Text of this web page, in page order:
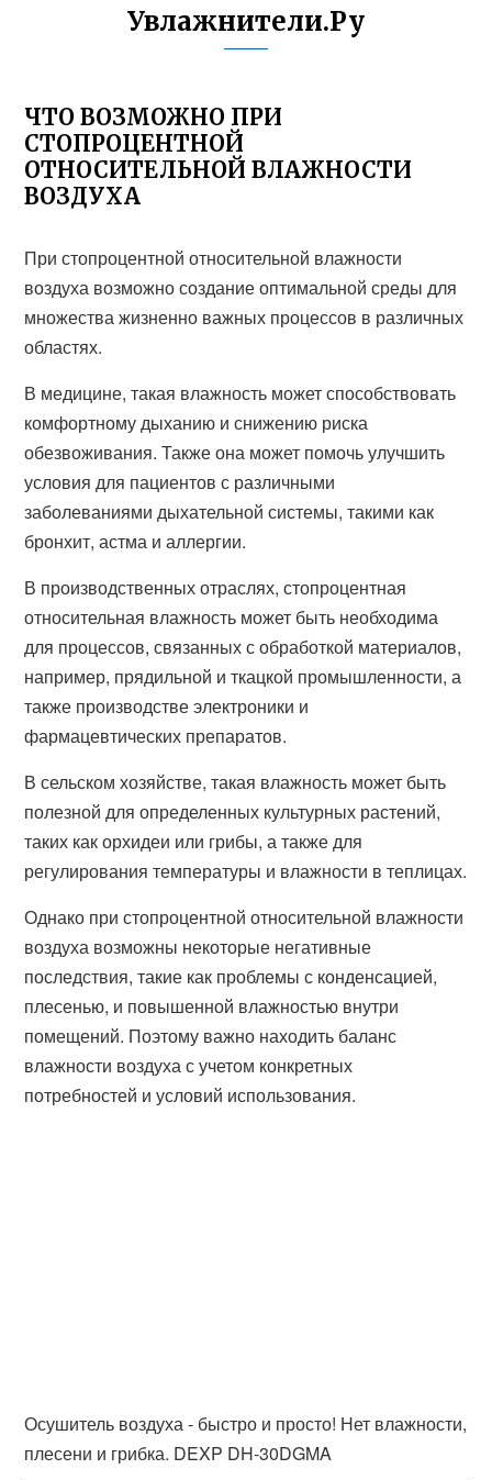
Увлажнители.Ру
ЧТО ВОЗМОЖНО ПРИ
СТОПРОЦЕНТНОЙ
ОТНОСИТЕЛЬНОЙ ВЛАЖНОСТИ
ВОЗДУХА
При стопроцентной относительной влажности
воздуха возможно создание оптимальной среды для
множества жизненно важных процессов в различных
областях.
В медицине, такая влажность может способствовать
комфортному дыханию и снижению риска
обезвоживания. Также она может помочь улучшить
условия для пациентов с различными
заболеваниями дыхательной системы, такими как
бронхит, астма и аллергии.
В производственных отраслях, стопроцентная
относительная влажность может быть необходима
для процессов, связанных с обработкой материалов,
например, прядильной и ткацкой промышленности, а
также производстве электроники и
фармацевтических препаратов.
В сельском хозяйстве, такая влажность может быть
полезной для определенных культурных растений,
таких как орхидеи или грибы, а также для
регулирования температуры и влажности в теплицах.
Однако при стопроцентной относительной влажности
воздуха возможны некоторые негативные
последствия, такие как проблемы с конденсацией,
плесенью, и повышенной влажностью внутри
помещений. Поэтому важно находить баланс
влажности воздуха с учетом конкретных
потребностей и условий использования.
Осушитель воздуха - быстро и просто! Нет влажности,
плесени и грибка. DEXP DH-30DGMA